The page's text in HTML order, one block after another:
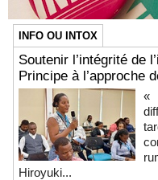
INFO OU INTOX
Soutenir l’intégrité de
Principe à l’approche
«
Hiroyuki...